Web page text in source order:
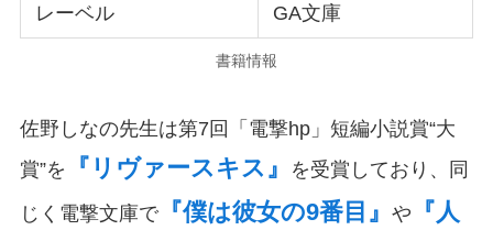
レーベル GA文庫
書籍情報
佐野しなの先生は第7回「電撃hp」短編小説賞“大
賞”を
『リヴァースキス』
を受賞しており、同
じく電撃文庫で『僕は彼女の9番目』 や
『人